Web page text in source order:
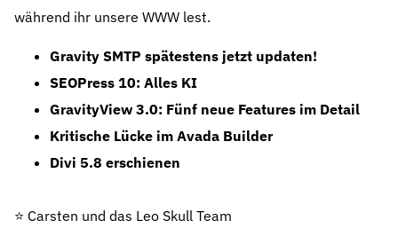
während ihr unsere WWW lest.
Gravity SMTP spätestens jetzt updaten!
SEOPress 10: Alles KI
GravityView 3.0: Fünf neue Features im Detail
Kritische Lücke im Avada Builder
Divi 5.8 erschienen
⭐️ Carsten und das Leo Skull Team